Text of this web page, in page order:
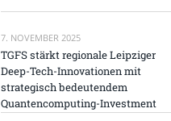
7. NOVEMBER 2025
TGFS stärkt regionale Leipziger
Deep-Tech-Innovationen mit
strategisch bedeutendem
Quantencomputing-Investment